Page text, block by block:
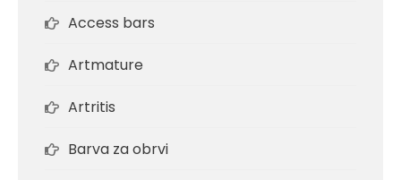
Access bars
Artmature
Artritis
Barva za obrvi